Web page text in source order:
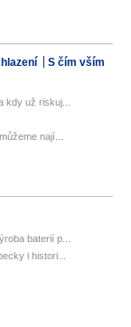
S čím vším
kdy už riskuj...
nají...
baterií p...
i histori...